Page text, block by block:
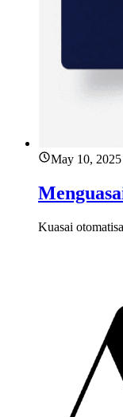
May 10, 2025
Kuasai